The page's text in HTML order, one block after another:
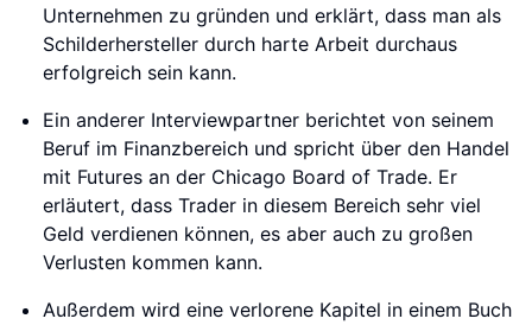
Unternehmen zu gründen und erklärt, dass man als
Schilderhersteller durch harte Arbeit durchaus
erfolgreich sein kann.
Ein anderer Interviewpartner berichtet von seinem
Beruf im Finanzbereich und spricht über den Handel
mit Futures an der Chicago Board of Trade. Er
erläutert, dass Trader in diesem Bereich sehr viel
Geld verdienen können, es aber auch zu großen
Verlusten kommen kann.
Außerdem wird eine verlorene Kapitel in einem Buch